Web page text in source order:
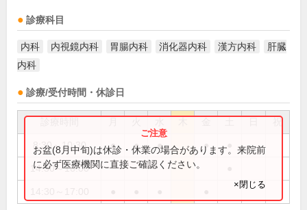
診療科目
内科 内視鏡内科 胃腸内科 消化器内科 漢方内科
肝臓
内科
診療/受付時間・休診日
祝
8:30～10:30 ● ● ● ●
14:30～16:00
お盆(8月中旬)は休診・休業の場合があります。来院前
に必ず医療機関に直接ご確認ください。
×閉じる